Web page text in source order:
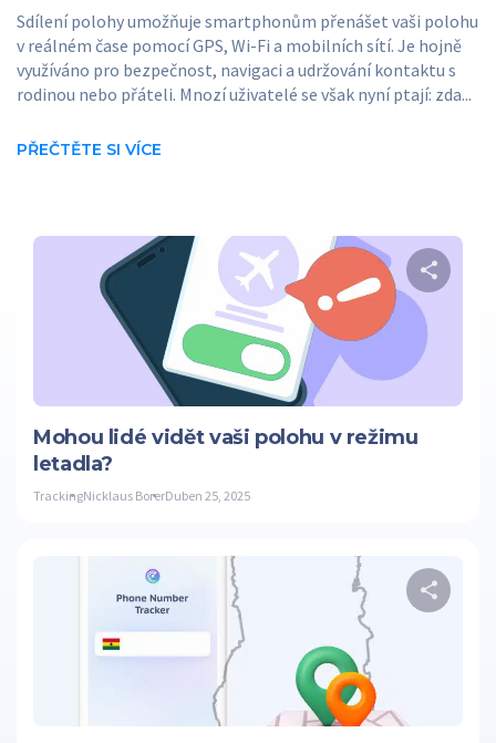
Sdílení polohy umožňuje smartphonům přenášet vaši polohu
v reálném čase pomocí GPS, Wi-Fi a mobilních sítí. Je hojně
využíváno pro bezpečnost, navigaci a udržování kontaktu s
rodinou nebo přáteli. Mnozí uživatelé se však nyní ptají: zda...
PŘEČTĚTE SI VÍCE
Twitter
Mohou lidé vidět vaši polohu v režimu
letadla?
TrackingNicklaus BorerDuben 25, 2025